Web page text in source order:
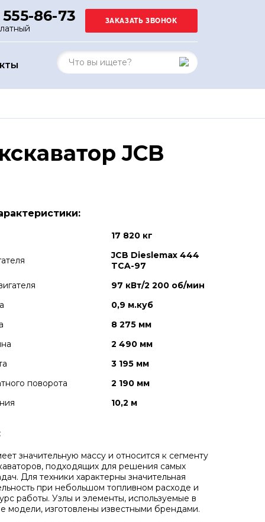
86-73
JCB
17 820 кг
JCB Dieslemax 444
TCA-97
97 кВт/2 200 об/мин
0,9 м.куб
8 275 мм
2 490 мм
3 195 мм
поворота
2 190 мм
10,2 м
значительную массу и относится к сегменту
подходящих для решения самых
Для техники характерны значительная
при небольшом топливном расходе и
работы. Узлы и элементы, используемые в
модели, изготовлены известными брендами.